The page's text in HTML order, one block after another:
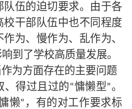
伍的迫切要求。 由于各
校干部队伍中也不同程度
为、慢作为、乱作为、
到了学校高质量发展。
为方面存在的主要问题
得过且过的“慵懒型”。
懒” ，有的对工作要求标